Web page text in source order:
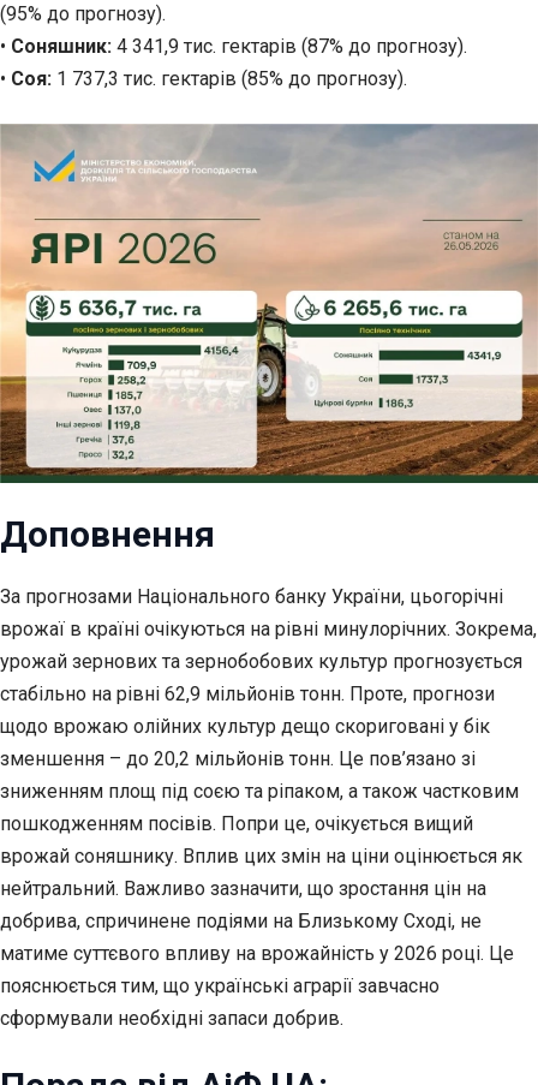
(95% до прогнозу).
• Соняшник: 4 341,9 тис. гектарів (87% до прогнозу).
• Соя: 1 737,3 тис. гектарів (85% до прогнозу).
Доповнення
За прогнозами Національного банку України, цьогорічні
врожаї в країні очікуються на рівні минулорічних. Зокрема,
урожай зернових та зернобобових культур прогнозується
стабільно на рівні 62,9 мільйонів тонн. Проте, прогнози
щодо врожаю олійних культур дещо скориговані у бік
зменшення – до 20,2 мільйонів тонн. Це пов’язано зі
зниженням площ під соєю та ріпаком, а також частковим
пошкодженням посівів. Попри це, очікується вищий
врожай соняшнику. Вплив цих змін на ціни оцінюється як
нейтральний. Важливо зазначити, що зростання цін на
добрива, спричинене подіями на Близькому Сході, не
матиме суттєвого впливу на врожайність у 2026 році. Це
пояснюється тим, що українські аграрії завчасно
сформували необхідні запаси добрив.